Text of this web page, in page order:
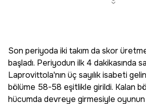
Son periyoda iki takım da skor
başladı. Periyodun ilk 4 dakikasında
Laprovittola'nın üç sayılık isabeti
bölüme 58-58 eşitlikle girildi. Kalan
hücumda devreye girmesiyle